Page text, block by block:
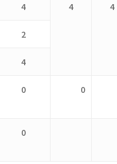
4 4 4
2
4
0 0
0